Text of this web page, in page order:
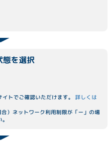
態を選択
イトでご確認いただけます。詳しくは
）ネットワーク利用制限が「ー」の場